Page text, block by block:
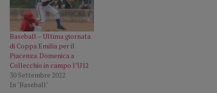
Baseball – Ultima giornata
di Coppa Emilia per il
Piacenza. Domenica a
Collecchio in campo l’U12
30 Settembre 2022
In "Baseball"